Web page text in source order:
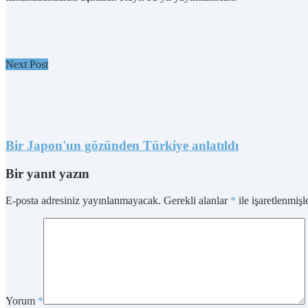
Next Post
Bir Japon'un gözünden Türkiye anlatıldı
Bir yanıt yazın
E-posta adresiniz yayınlanmayacak. Gerekli alanlar * ile
Yorum *